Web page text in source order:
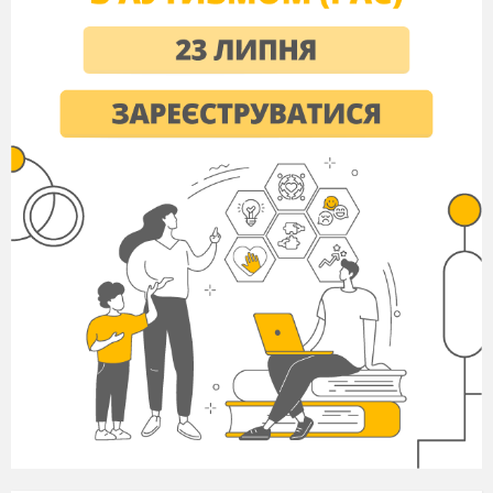
пеньочок і засипає)
Хто це тупав по доріжці,
В кого це лапаті ніжки ?
Ти поглянь там на пеньочку
Хтось сидить у
холодочку
сорока
низько-низько
І роздивлюся я
зблизька.
(облітає
галявину,
зупиняються напроти пенька)
Та це ж тісто, та це ж тісто
На пеньку знайшло місце !
сорока